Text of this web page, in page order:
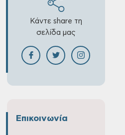
Κάντε share τη
σελίδα μας
Επικοινωνία